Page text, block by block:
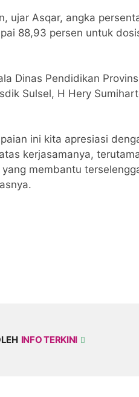
ujar Asqar, angka
88,93 persen untuk
Dinas Pendidikan
Sulsel, H Hery
ini kita apresiasi
kerjasamanya,
membantu
INFO TERKINI